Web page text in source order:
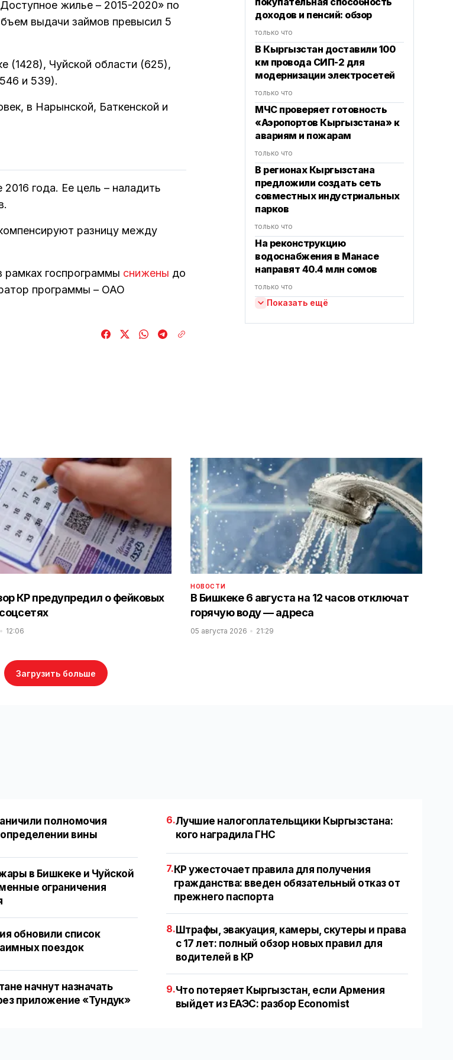
жилье – 2015-2020» по
выдачи займов превысил 5
(1428), Чуйской области (625),
и 539).
в Нарынской, Баткенской и
года. Ее цель – наладить
разницу между
рамках госпрограммы снижены до
программы – ОАО
доходов и пенсий: обзор
только что
В Кыргызстан доставили 100
км провода СИП-2 для
модернизации электросетей
только что
МЧС проверяет готовность
«Аэропортов Кыргызстана» к
авариям и пожарам
только что
В регионах Кыргызстана
предложили создать сеть
совместных индустриальных
парков
только что
На реконструкцию
водоснабжения в Манасе
направят 40.4 млн сомов
только что
Показать ещё
КР предупредил о фейковых
12:06
НОВОСТИ
В Бишкеке 6 августа на 12 часов отключат
горячую воду — адреса
05 августа 2026 21:29
Загрузить больше
полномочия
вины
в Бишкеке и Чуйской
ограничения
обновили список
поездок
начнут назначать
приложение «Тундук»
6.Лучшие налогоплательщики Кыргызстана:
кого наградила ГНС
7. КР ужесточает правила для получения
гражданства: введен обязательный отказ от
прежнего паспорта
8. Штрафы, эвакуация, камеры, скутеры и права
с 17 лет: полный обзор новых правил для
водителей в КР
9.Что потеряет Кыргызстан, если Армения
выйдет из ЕАЭС: разбор Economist